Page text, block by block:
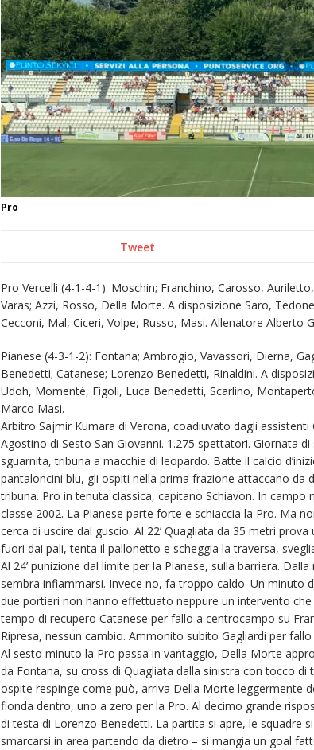
Pro
Tweet
Pro Vercelli (4-1-4-1): Moschin; Franchino, Carosso,
Varas; Azzi, Rosso, Della Morte. A disposizione Saro,
Cecconi, Mal, Ciceri, Volpe, Russo, Masi. Allenatore Alberto
Pianese (4-3-1-2): Fontana; Ambrogio, Vavassori, Dierna,
Benedetti; Catanese; Lorenzo Benedetti, Rinaldini. A
Udoh, Momentè, Figoli, Luca Benedetti, Scarlino,
Marco Masi.
Arbitro Sajmir Kumara di Verona, coadiuvato dagli
Agostino di Sesto San Giovanni. 1.275 spettatori. Giornata
sguarnita, tribuna a macchie di leopardo. Batte il calcio
pantaloncini blu, gli ospiti nella prima frazione attaccano da
tribuna. Pro in tenuta classica, capitano Schiavon. In campo
classe 2002. La Pianese parte forte e schiaccia la Pro. Ma
cerca di uscire dal guscio. Al 22’ Quagliata da 35 metri
fuori dai pali, tenta il pallonetto e scheggia la traversa,
Al 24’ punizione dal limite per la Pianese, sulla barriera.
sembra infiammarsi. Invece no, fa troppo caldo. Un minuto
due portieri non hanno effettuato neppure un intervento
tempo di recupero Catanese per fallo a centrocampo su
Ripresa, nessun cambio. Ammonito subito Gagliardi per
Al sesto minuto la Pro passa in vantaggio, Della Morte
da Fontana, su cross di Quagliata dalla sinistra con tocco di
ospite respinge come può, arriva Della Morte leggermente
fionda dentro, uno a zero per la Pro. Al decimo grande
di testa di Lorenzo Benedetti. La partita si apre, le squadre
smarcarsi in area partendo da dietro – si mangia un goal